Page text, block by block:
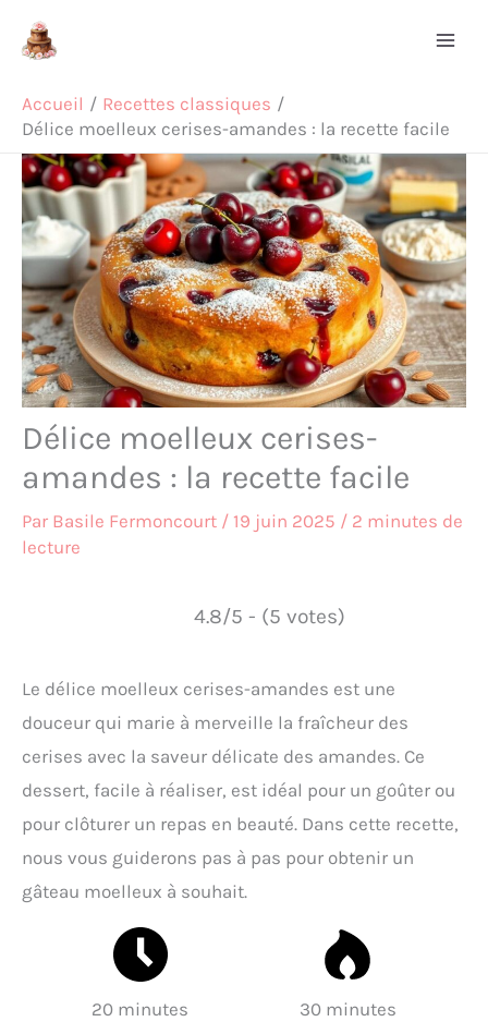
Accueil
Recettes classiques
Délice moelleux cerises-amandes : la recette facile
Délice moelleux cerises-
amandes : la recette facile
Par Basile Fermoncourt / 19 juin 2025 / 2 minutes de
lecture
4.8/5 - (5 votes)
Le délice moelleux cerises-amandes est une
douceur qui marie à merveille la fraîcheur des
cerises avec la saveur délicate des amandes. Ce
dessert, facile à réaliser, est idéal pour un goûter ou
pour clôturer un repas en beauté. Dans cette recette,
nous vous guiderons pas à pas pour obtenir un
gâteau moelleux à souhait.
20 minutes 30 minutes
Rechercher